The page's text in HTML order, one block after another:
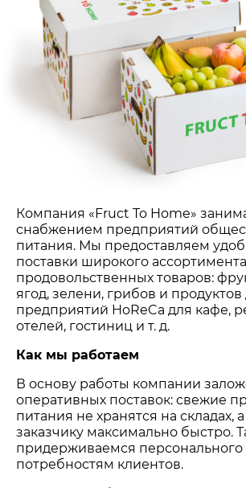
Компания «Fruct To Home»
снабжением предприятий
питания. Мы предоставляем
поставки широкого ассортимента
продовольственных товаров:
ягод, зелени, грибов и продуктов
предприятий HoReCa для кафе,
отелей, гостиниц и т. д.
Как мы работаем
В основу работы компании
оперативных поставок: свежие
питания не хранятся на складах,
заказчику максимально быстро.
придерживаемся персонального
потребностям клиентов.